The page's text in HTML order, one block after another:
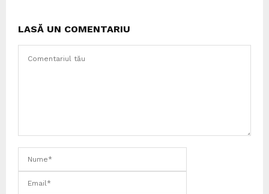
LASĂ UN COMENTARIU